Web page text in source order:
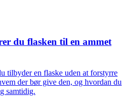
du flasken til en ammet
tilbyder en flaske uden at forstyrre
der bør give den, og hvordan du
samtidig.